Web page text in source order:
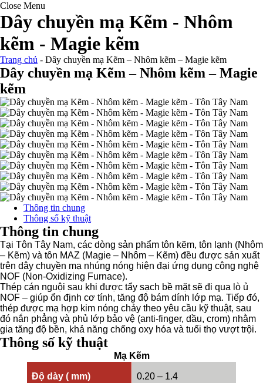
Close Menu
Dây chuyền mạ Kẽm - Nhôm
kẽm - Magie kẽm
Trang chủ - Dây chuyền mạ Kẽm – Nhôm kẽm – Magie kẽm
Dây chuyền mạ Kẽm – Nhôm kẽm – Magie
kẽm
Thông tin chung
Thông số kỹ thuật
Thông tin chung
Tại Tôn Tây Nam, các dòng sản phẩm tôn kẽm, tôn lạnh (Nhôm
– Kẽm) và tôn MAZ (Magie – Nhôm – Kẽm) đều được sản xuất
trên dây chuyền mạ nhúng nóng hiện đại ứng dụng công nghệ
NOF (Non-Oxidizing Furnace).
Thép cán nguội sau khi được tẩy sạch bề mặt sẽ đi qua lò ủ
NOF – giúp ổn định cơ tính, tăng độ bám dính lớp mạ. Tiếp đó,
thép được mạ hợp kim nóng chảy theo yêu cầu kỹ thuật, sau
đó nắn phẳng và phủ lớp bảo vệ (anti-finger, dầu, crom) nhằm
gia tăng độ bền, khả năng chống oxy hóa và tuổi thọ vượt trội.
Thông số kỹ thuật
Mạ Kẽm
Độ dày ( mm) 0.20 – 1.4